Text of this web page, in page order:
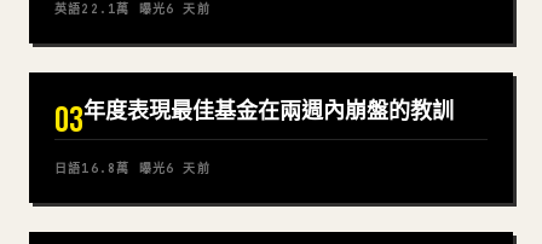
英語22.1萬 曝光6 天前
03年度表現最佳基金在兩週內崩盤的教訓
日語16.8萬 曝光6 天前